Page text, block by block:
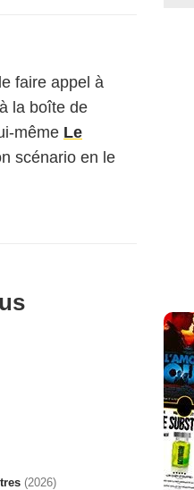
faire appel à
la boîte de
même Le
scénario en le
(2026)